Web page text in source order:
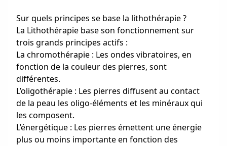
Sur quels principes se base la lithothérapie ?
La Lithothérapie base son fonctionnement sur
trois grands principes actifs :
La chromothérapie : Les ondes vibratoires, en
fonction de la couleur des pierres, sont
différentes.
L’oligothérapie : Les pierres diffusent au contact
de la peau les oligo-éléments et les minéraux qui
les composent.
L’énergétique : Les pierres émettent une énergie
plus ou moins importante en fonction des